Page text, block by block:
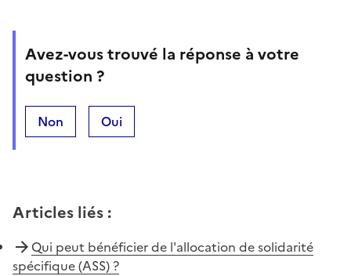
Avez-vous trouvé la réponse à votre
question ?
Non Oui
Articles liés :
Qui peut bénéficier de l'allocation de solidarité
spécifique (ASS) ?